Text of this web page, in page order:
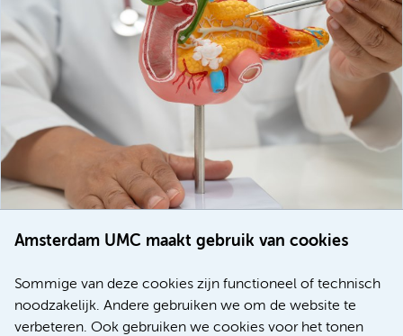
Amsterdam UMC maakt gebruik van cookies
Sommige van deze cookies zijn functioneel of technisch
noodzakelijk. Andere gebruiken we om de website te
verbeteren. Ook gebruiken we cookies voor het tonen
voor patiënten met alvleesklierkanker verbeteren